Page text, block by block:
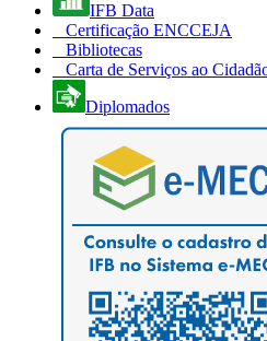
IFB Data
Certificação ENCCEJA
Bibliotecas
Carta de Serviços ao
Diplomados